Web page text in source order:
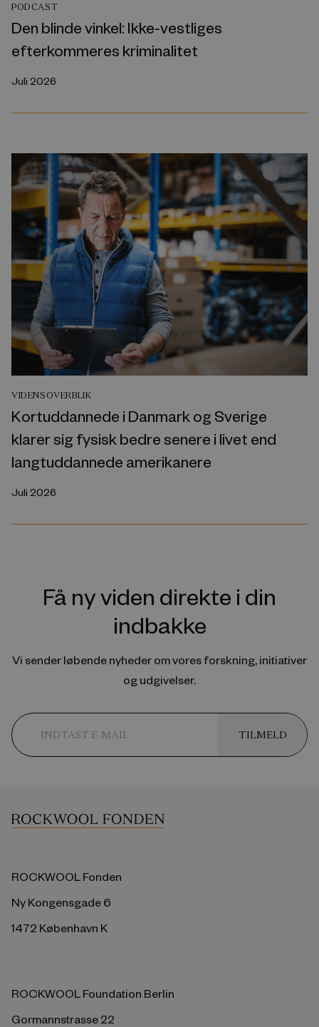
PODCAST
Den blinde vinkel: Ikke-vestliges
efterkommeres kriminalitet
Juli 2026
VIDENSOVERBLIK
Kortuddannede i Danmark og Sverige
klarer sig fysisk bedre senere i livet end
langtuddannede amerikanere
Juli 2026
Få ny viden direkte i din
indbakke
Vi sender løbende nyheder om vores forskning, initiativer
og udgivelser.
TILMELD
ROCKWOOL Fonden
Ny Kongensgade 6
1472 København K
ROCKWOOL Foundation Berlin
Gormannstrasse 22